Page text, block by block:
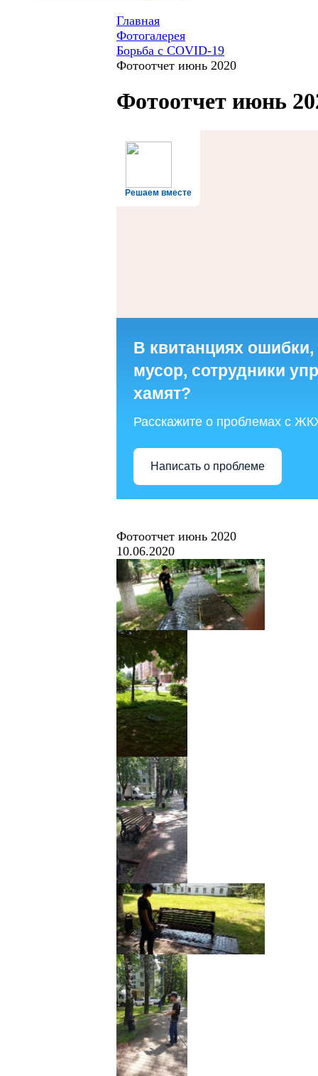
Главная
Фотогалерея
Борьба с COVID-19
Фотоотчет июнь 2020
Фотоотчет июнь
Решаем вместе
В квитанциях
мусор, сотрудники
хамят?
Расскажите о проблемах с
Написать о проблеме
Фотоотчет июнь 2020
10.06.2020